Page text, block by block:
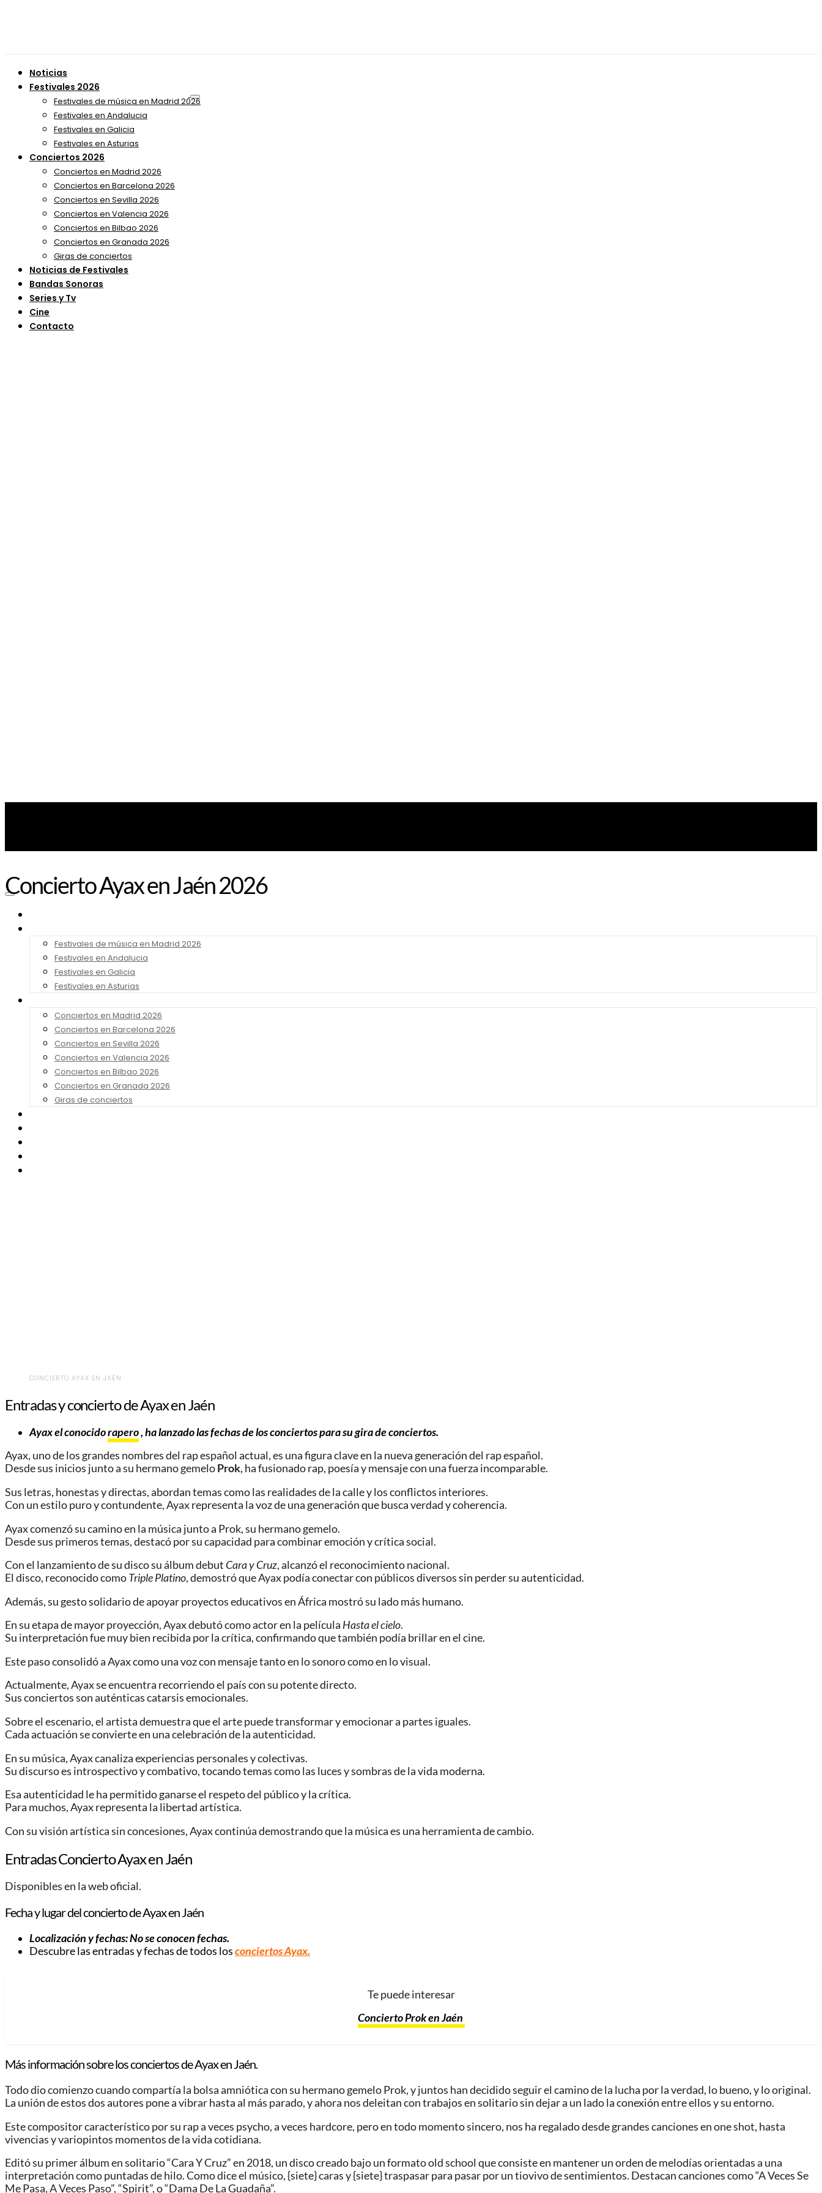
Noticias
Festivales 2026
Festivales de música en Madrid 2026
Festivales en Andalucia
Festivales en Galicia
Festivales en Asturias
Conciertos 2026
Conciertos en Madrid 2026
Conciertos en Barcelona 2026
Conciertos en Sevilla 2026
Conciertos en Valencia 2026
Conciertos en Bilbao 2026
Conciertos en Granada 2026
Giras de conciertos
Noticias de Festivales
Bandas Sonoras
Series y Tv
Cine
Contacto
Festivales de música en Madrid 2026
Festivales en Andalucia
Festivales en Galicia
Festivales en Asturias
Conciertos en Madrid 2026
Conciertos en Barcelona 2026
Conciertos en Sevilla 2026
Conciertos en Valencia 2026
Conciertos en Bilbao 2026
Conciertos en Granada 2026
Giras de conciertos
Concierto Ayax en Jaén 2026
CONCIERTO AYAX EN JAÉN
Entradas y concierto de Ayax en Jaén
Ayax el conocidorapero, ha lanzado las fechas de los conciertos para su gira de conciertos.
Ayax, uno de los grandes nombres del rap español actual, es una figura clave en la nueva generación del rap español.
Desde sus inicios junto a su hermano gemeloProk, ha fusionado rap, poesía y mensaje con una fuerza incomparable.
Sus letras, honestas y directas, abordan temas como las realidades de la calle y los conflictos interiores.
Con un estilo puro y contundente, Ayax representa la voz de una generación que busca verdad y coherencia.
Ayax comenzó su camino en la música junto a Prok, su hermano gemelo.
Desde sus primeros temas, destacó por su capacidad para combinar emoción y crítica social.
Con el lanzamiento de su disco su álbum debut Cara y Cruz, alcanzó el reconocimiento nacional.
El disco, reconocido comoTriple Platino, demostró que Ayax podía conectar con públicos diversos sin perder su autenticidad.
Además, su gesto solidario de apoyar proyectos educativos en África mostró su lado más humano.
En su etapa de mayor proyección, Ayax debutó como actor en la película Hasta el cielo.
Su interpretación fue muy bien recibida por la crítica, confirmando que también podía brillar en el cine.
Este paso consolidó a Ayax como una voz con mensaje tanto en lo sonoro como en lo visual.
Actualmente, Ayax se encuentra recorriendo el país con su potente directo.
Sus conciertos son auténticas catarsis emocionales.
Sobre el escenario, el artista demuestra que el arte puede transformar y emocionar a partes iguales.
Cada actuación se convierte en una celebración de la autenticidad.
En su música, Ayax canaliza experiencias personales y colectivas.
Su discurso es introspectivo y combativo, tocando temas como las luces y sombras de la vida moderna.
Esa autenticidad le ha permitido ganarse el respeto del público y la crítica.
Para muchos, Ayax representa la libertad artística.
Con su visión artística sin concesiones, Ayax continúa demostrando que la música es una herramienta de cambio.
Entradas Concierto Ayax en Jaén
Disponibles en la web oficial.
Fecha y lugar del concierto de Ayax en Jaén
Localización y fechas: No se conocen fechas.
Descubre las entradas y fechas de todos losconciertos Ayax.
Te puede interesar
Concierto Prok en Jaén
Más información sobre los conciertos de Ayax en Jaén.
Todo dio comienzo cuando compartía la bolsa amniótica con su hermano gemelo Prok, y juntos han decidido seguir el camino de la lucha por la verdad, lo bueno, y lo original.
La unión de estos dos autores pone a vibrar hasta al más parado, y ahora nos deleitan con trabajos en solitario sin dejar a un lado la conexión entre ellos y su entorno.
Este compositor característico por su rap a veces psycho, a veces hardcore, pero en todo momento sincero, nos ha regalado desde grandes canciones en one shot, hasta
vivencias y variopintos momentos de la vida cotidiana.
Editó su primer álbum en solitario “Cara Y Cruz” en 2018, un disco creado bajo un formato old school que consiste en mantener un orden de melodías orientadas a una
interpretación como puntadas de hilo. Como dice el músico, {siete} caras y {siete} traspasar para pasar por un tiovivo de sentimientos. Destacan canciones como “A Veces Se
Me Pasa, A Veces Paso”, “Spirit”, o “Dama De La Guadaña”.